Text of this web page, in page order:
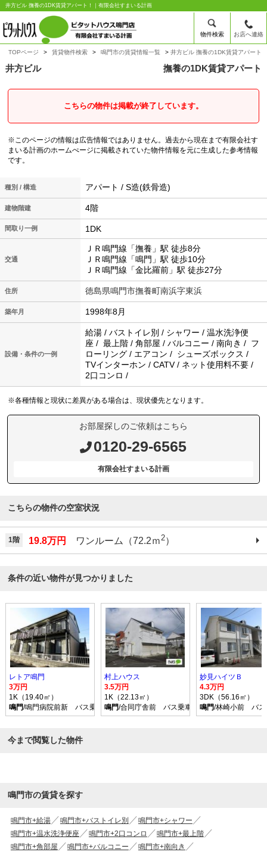
物件検索 お店へ連絡
井方ビル 撫養の1DK賃貸アパート！｜有限会社すまいる計画
TOPページ 賃貸物件検索 鳴門市の賃貸情報一覧 井方ビル 撫養の1DK賃貸アパート
井方ビル 撫養の1DK賃貸アパート
こちらの物件は掲載が終了しています。
※このページの情報は広告情報ではありません。過去から現在まで有限会社す
まいる計画のホームぺージに掲載されていた物件情報を元に生成した参考情報
です。
種別 / 構造 アパート / S造(鉄骨造)
建物階建 4階
間取り一例 1DK
交通
ＪＲ鳴門線「撫養」駅 徒歩8分
ＪＲ鳴門線「鳴門」駅 徒歩10分
ＪＲ鳴門線「金比羅前」駅 徒歩27分
住所 徳島県鳴門市撫養町南浜字東浜
築年月 1998年8月
設備・条件の一例
給湯 / バストイレ別 / シャワー / 温水洗浄便
座 / 最上階 / 角部屋 / バルコニー / 南向き / フ
ローリング / エアコン / シューズボックス /
TVインターホン / CATV / ネット使用料不要 /
2口コンロ /
※各種情報と現状に差異がある場合は、現状優先となります。
お部屋探しのご依頼はこちら
0120-29-6565
有限会社すまいる計画
こちらの物件の空室状況
1階 19.8万円 ワンルーム（72.2ｍ2）
条件の近い物件が見つかりました
レトア鳴門
3万円
1K（19.40㎡）
鳴門/鳴門病院前新 バス乗車時間5分 停歩5分
村上ハウス
3.5万円
1K（22.13㎡）
鳴門/合同庁舎前 バス乗車時間7分 停歩3分
妙見ハイツＢ
4.3万円
3DK（56.16㎡）
鳴門/林崎小前 バ
今まで閲覧した物件
鳴門市の賃貸を探す
鳴門市+給湯 鳴門市+バストイレ別
鳴門市+シャワー
鳴門市+温水洗浄便座
鳴門市+2口コンロ
鳴門市+最上階
鳴門市+角部屋
鳴門市+バルコニー
鳴門市+南向き